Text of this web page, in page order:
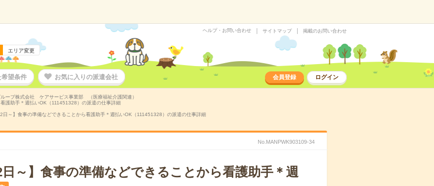
エリア変更
ヘルプ・お問い合わせ サイトマップ 掲載のお問い合わせ
望条件 お気に入りの派遣会社 会員登録 ログイン
ループ株式会社 ケアサービス事業部 （医療福祉介護関連）
護助手＊週払いOK（111451328）の派遣の仕事詳細
2日～】食事の準備などできることから看護助手＊週払いOK（111451328）の派遣の仕事詳細
No.MANPWK903109-34
日～】食事の準備などできることから看護助手＊週